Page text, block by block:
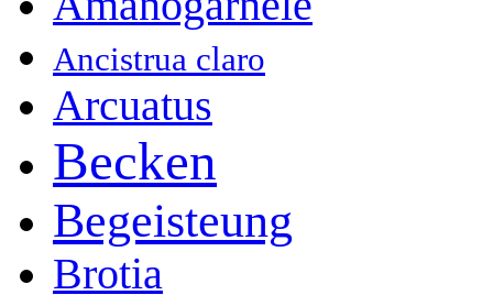
Ancistrua claro
Arcuatus
Becken
Begeisteung
Brotia